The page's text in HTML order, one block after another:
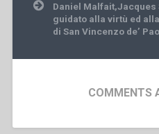
Daniel
guidato alla virtù ed
di San Vincenzo de’
COMMENTS